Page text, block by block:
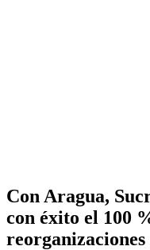
Con Aragua,
con éxito el 100
reorganizaciones